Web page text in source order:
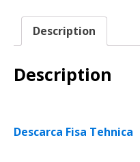
Description
Description
Descarca Fisa Tehnica